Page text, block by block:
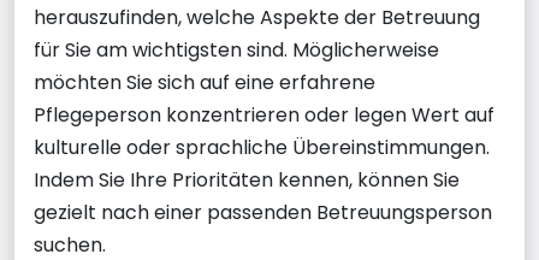
herauszufinden, welche Aspekte der Betreuung
für Sie am wichtigsten sind. Möglicherweise
möchten Sie sich auf eine erfahrene
Pflegeperson konzentrieren oder legen Wert auf
kulturelle oder sprachliche Übereinstimmungen.
Indem Sie Ihre Prioritäten kennen, können Sie
gezielt nach einer passenden Betreuungsperson
suchen.